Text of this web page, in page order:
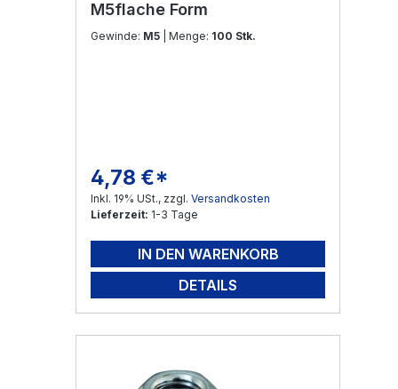
M5flache Form
Gewinde: M5 | Menge: 100 Stk.
Regulärer Preis:
4,78 €*
Inkl. 19% USt., zzgl. Versandkosten
Lieferzeit: 1-3 Tage
IN DEN WARENKORB
DETAILS